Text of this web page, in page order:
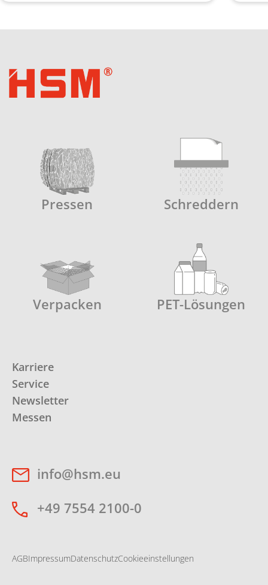
Pressen Schreddern
Verpacken PET-Lösungen
Karriere
Service
Newsletter
Messen
info@hsm.eu
+49 7554 2100-0
AGBImpressumDatenschutzCookieeinstellungen